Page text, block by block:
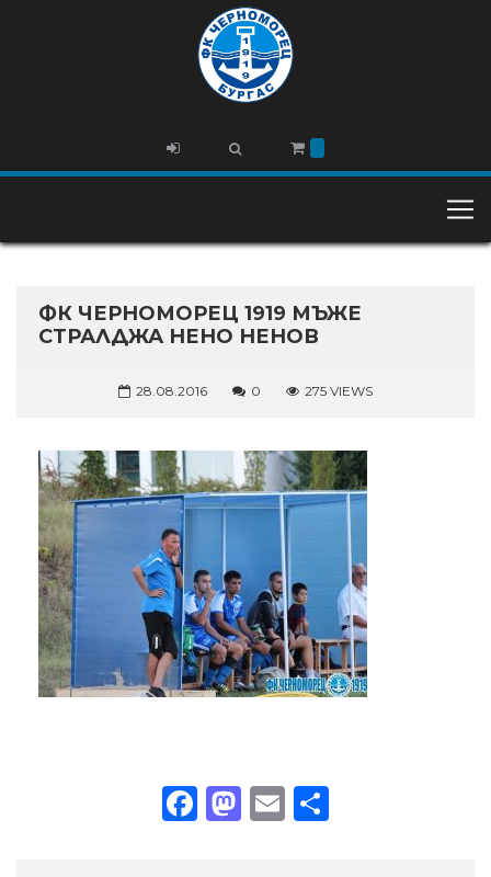
ФК ЧЕРНОМОРЕЦ 1919 МЪЖЕ
СТРАЛДЖА НЕНО НЕНОВ
28.08.2016 0 275 VIEWS
Facebook
Mastodon
Email